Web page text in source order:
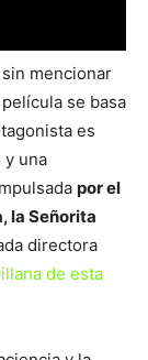
mencionar
se basa
es
y una
por el
la Señorita
directora
de esta